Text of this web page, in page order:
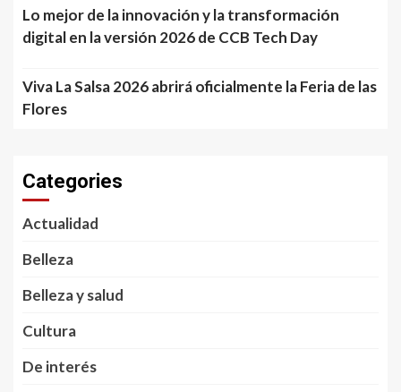
Lo mejor de la innovación y la transformación
digital en la versión 2026 de CCB Tech Day
Viva La Salsa 2026 abrirá oficialmente la Feria de las
Flores
Categories
Actualidad
Belleza
Belleza y salud
Cultura
De interés